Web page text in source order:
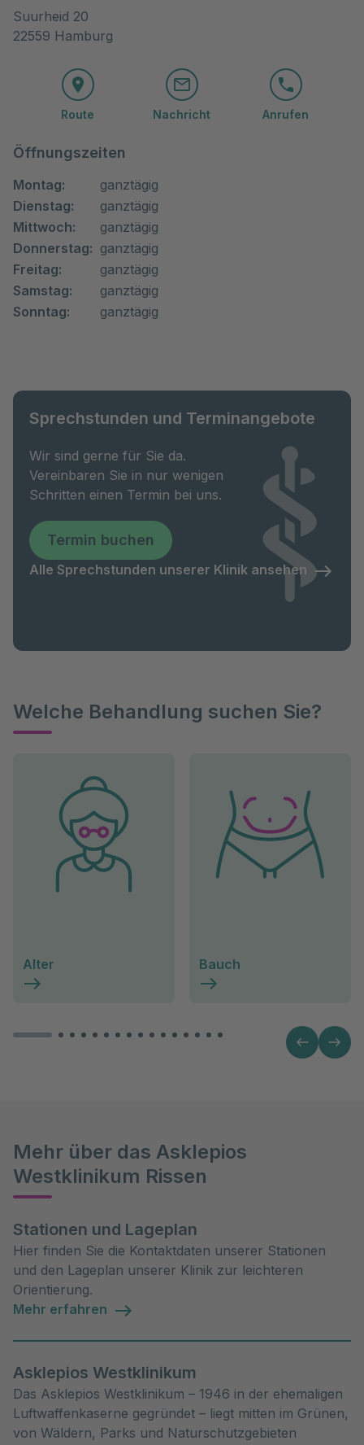
Suurheid 20
22559 Hamburg
Route Nachricht Anrufen
Öffnungszeiten
Montag:
ganztägig
Dienstag:
ganztägig
Mittwoch:
ganztägig
Donnerstag: ganztägig
Freitag:
ganztägig
Samstag:
ganztägig
Sonntag:
ganztägig
Sprechstunden und Terminangebote
Wir sind gerne für Sie da.
Vereinbaren Sie in nur wenigen
Schritten einen Termin bei uns.
Termin buchen
Alle Sprechstunden unserer Klinik ansehen
Welche Behandlung suchen Sie?
Alter Bauch
Mehr über das Asklepios
Westklinikum Rissen
Stationen und Lageplan
Hier finden Sie die Kontaktdaten unserer Stationen
und den Lageplan unserer Klinik zur leichteren
Orientierung.
Mehr erfahren
Asklepios Westklinikum
Das Asklepios Westklinikum – 1946 in der ehemaligen
Luftwaffenkaserne gegründet – liegt mitten im Grünen,
von Wäldern, Parks und Naturschutzgebieten